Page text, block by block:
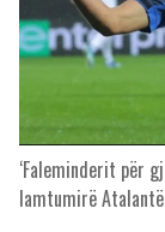
‘Faleminderit për
lamtumirë